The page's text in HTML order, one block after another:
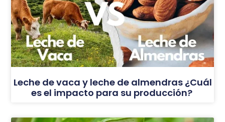
Leche de vaca y leche de almendras ¿Cuál
es el impacto para su producción?